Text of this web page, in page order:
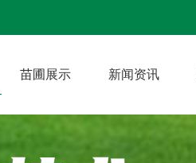
苗圃展示 新闻资讯